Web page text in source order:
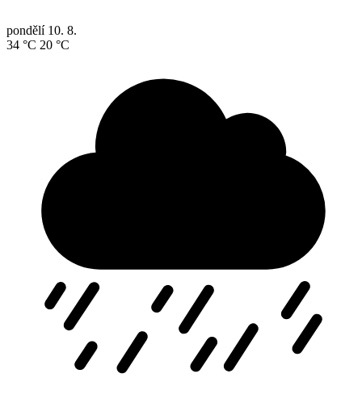
pondělí 10. 8.
34 °C 20 °C